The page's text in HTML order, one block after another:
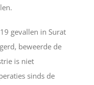
gevallen in Surat
beweerde de
is niet
sinds de